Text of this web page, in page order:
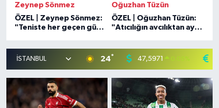
Zeynep Sönmez
ÖZEL | Zeynep Sönmez:
"Teniste her geçen gün
Oğuzhan Tüzün
ÖZEL | Oğuzhan Tüzün:
"Atıcılığın avcılıktan ayrı
24° 47,5971 0.05